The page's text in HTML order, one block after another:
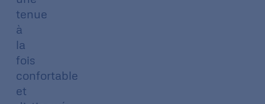
tenue
à
la
fois
confortable
et